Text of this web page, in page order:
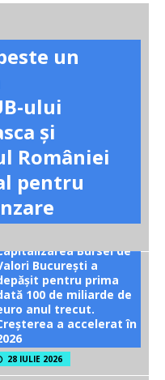
un
ului
și
României
pentru
Bursei de
București a
pentru prima
100 de miliarde de
anul trecut.
a accelerat în
28 IULIE 2026